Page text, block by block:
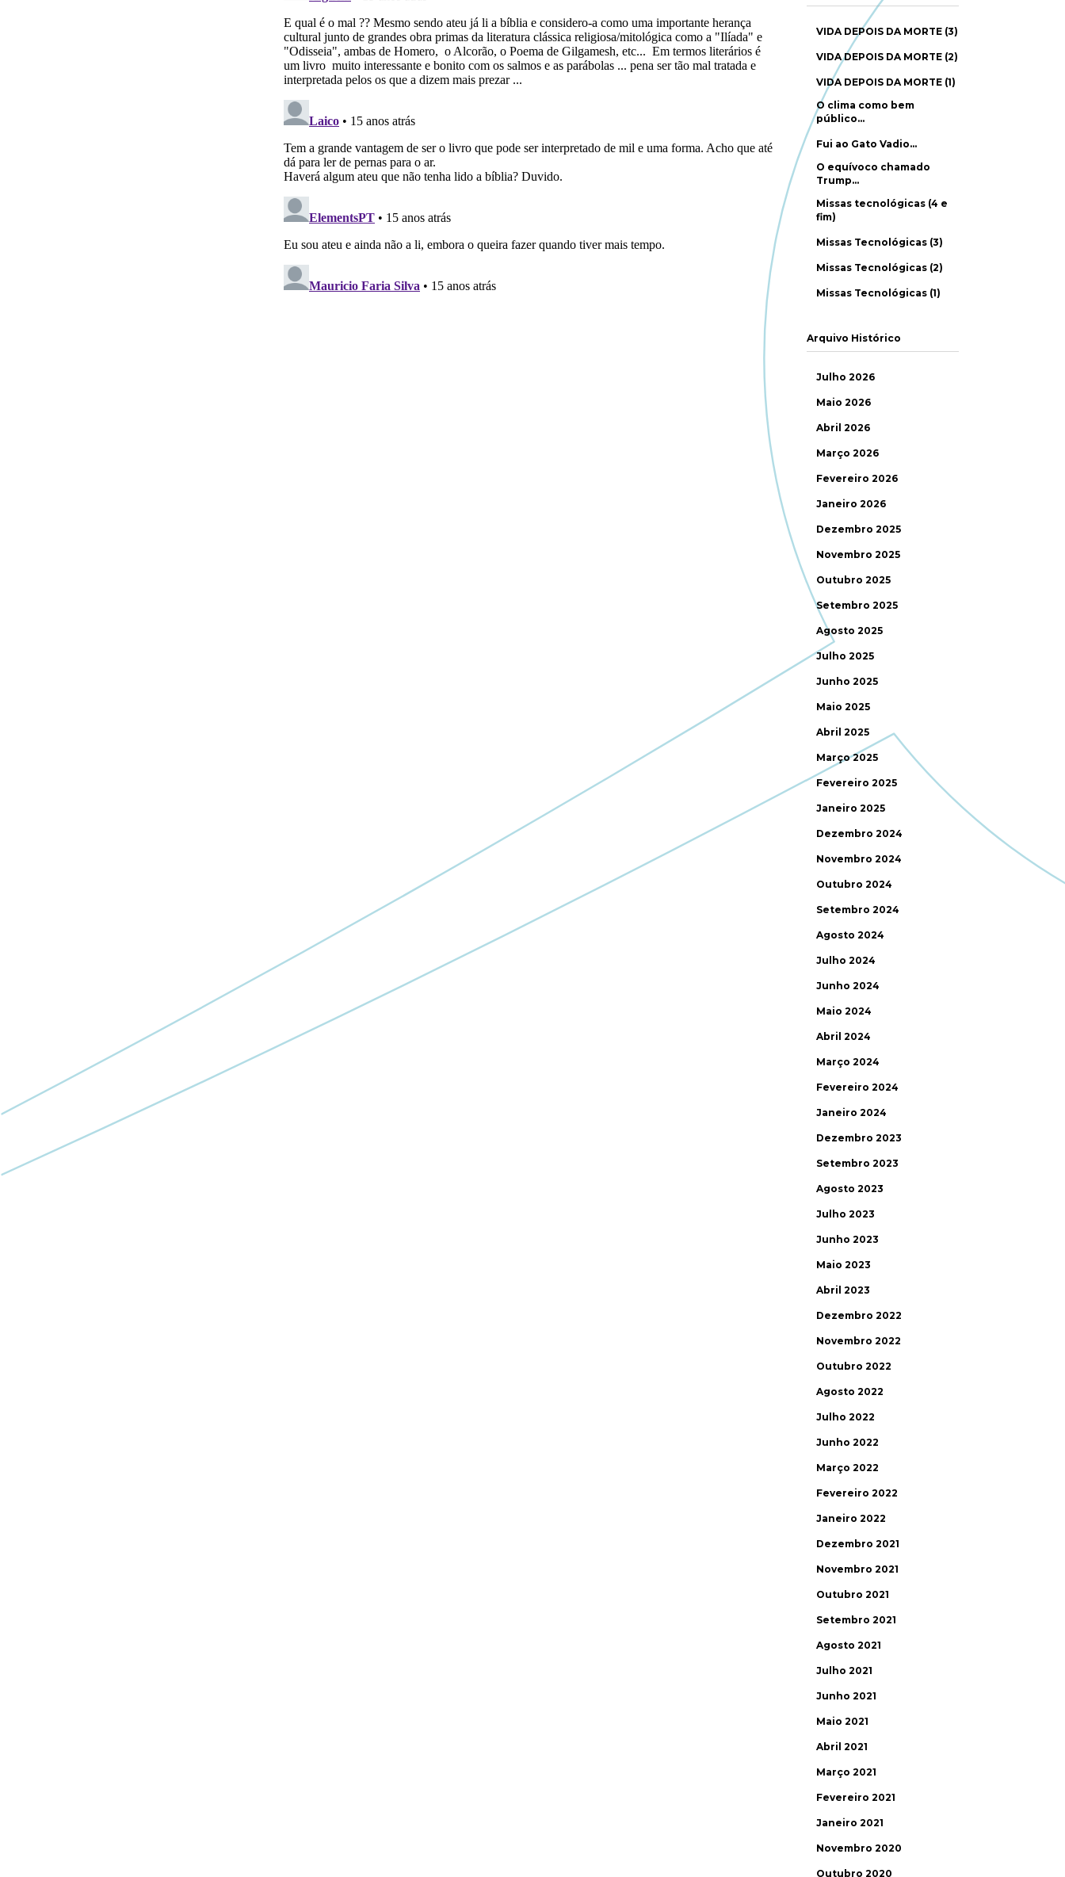
VIDA DEPOIS DA MORTE (3)
VIDA DEPOIS DA MORTE (2)
VIDA DEPOIS DA MORTE (1)
O clima como bem
público…
Fui ao Gato Vadio…
O equívoco chamado
Trump…
Missas tecnológicas (4 e
fim)
Missas Tecnológicas (3)
Missas Tecnológicas (2)
Missas Tecnológicas (1)
Arquivo Histórico
Julho 2026
Maio 2026
Abril 2026
Março 2026
Fevereiro 2026
Janeiro 2026
Dezembro 2025
Novembro 2025
Outubro 2025
Setembro 2025
Agosto 2025
Julho 2025
Junho 2025
Maio 2025
Abril 2025
Março 2025
Fevereiro 2025
Janeiro 2025
Dezembro 2024
Novembro 2024
Outubro 2024
Setembro 2024
Agosto 2024
Julho 2024
Junho 2024
Maio 2024
Abril 2024
Março 2024
Fevereiro 2024
Janeiro 2024
Dezembro 2023
Setembro 2023
Agosto 2023
Julho 2023
Junho 2023
Maio 2023
Abril 2023
Dezembro 2022
Novembro 2022
Outubro 2022
Agosto 2022
Julho 2022
Junho 2022
Março 2022
Fevereiro 2022
Janeiro 2022
Dezembro 2021
Novembro 2021
Outubro 2021
Setembro 2021
Agosto 2021
Julho 2021
Junho 2021
Maio 2021
Abril 2021
Março 2021
Fevereiro 2021
Janeiro 2021
Novembro 2020
Outubro 2020